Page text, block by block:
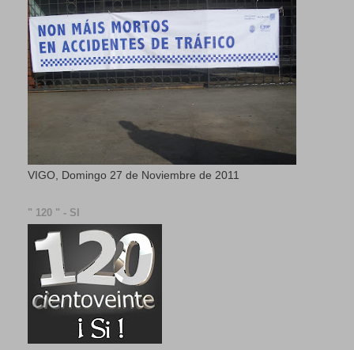
VIGO, Domingo 27 de Noviembre de 2011
" 120 " - SI